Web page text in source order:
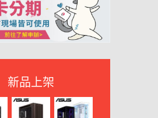
新品上架